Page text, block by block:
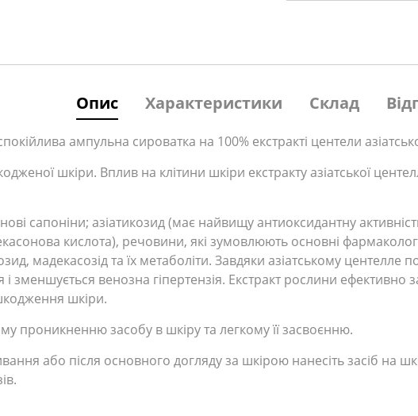
Опис Характеристики Склад
ампульна сироватка на 100% екстракті центели
шкіри. Вплив на клітини шкіри екстракту азіатської
сапоніни; азіатикозид (має найвищу антиоксидантну
кислота), речовини, які зумовлюють основні
мадекасозід та їх метаболіти. Завдяки азіатському
зменшується венозна гіпертензія. Екстракт рослини ефективно
шкіри.
проникненню засобу в шкіру та легкому її засвоєнню.
або після основного догляду за шкірою нанесіть засіб на